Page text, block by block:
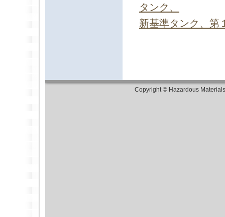
タンク、
新基準タンク、第
Copyright © Hazardous